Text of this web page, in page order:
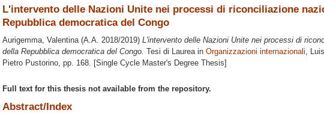
L'intervento delle Nazioni Unite nei processi di riconciliazione
Repubblica democratica del Congo
Aurigemma, Valentina(A.A. 2018/2019) L'intervento delle Nazioni Unite nei processi di
della Repubblica democratica del Congo. Tesi di Laurea in Organizzazioni internazionali,
Pietro Pustorino, pp. 168. [Single Cycle Master's Degree Thesis]
Full text for this thesis not available from the repository.
Abstract/Index